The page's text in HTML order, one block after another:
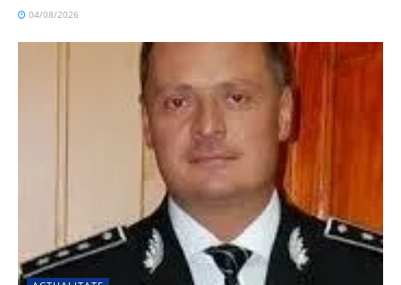
04/08/2026